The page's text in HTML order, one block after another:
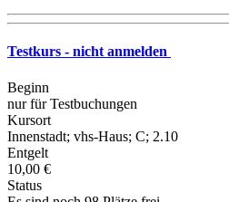
Testkurs - nicht anmelden
Beginn
nur für Testbuchungen
Kursort
Innenstadt; vhs-Haus; C; 2.10
Entgelt
10,00 €
Status